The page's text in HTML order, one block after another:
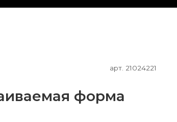
арт. 21024221
форма